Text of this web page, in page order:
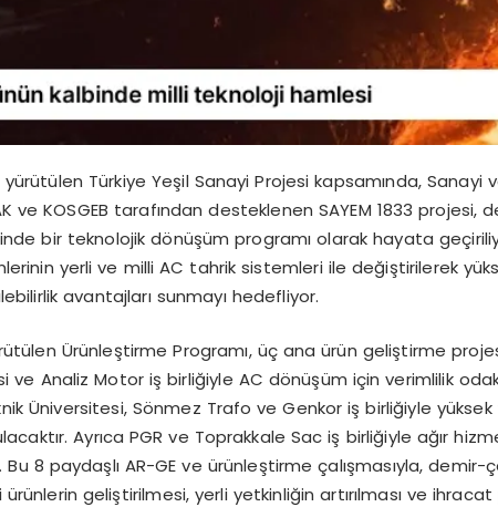
Türkiye Yeşil Sanayi Projesi kapsamında, Sanayi
ve KOSGEB tarafından desteklenen SAYEM 1833 projesi,
bir teknolojik dönüşüm programı olarak hayata
yerli ve milli AC tahrik sistemleri ile değiştirilerek
avantajları sunmayı hedefliyor.
Ürünleştirme Programı, üç ana ürün geliştirme
ve Analiz Motor iş birliğiyle AC dönüşüm için verimlilik
Üniversitesi, Sönmez Trafo ve Genkor iş birliğiyle
Ayrıca PGR ve Toprakkale Sac iş birliğiyle ağır
8 paydaşlı AR-GE ve ürünleştirme çalışmasıyla, demir-
geliştirilmesi, yerli yetkinliğin artırılması ve